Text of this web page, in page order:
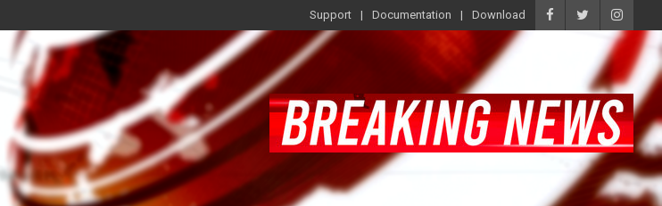
Support Documentation Download